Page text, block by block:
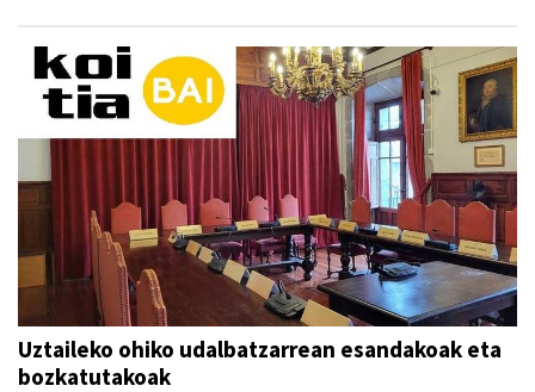
Uztaileko ohiko udalbatzarrean esandakoak eta
bozkatutakoak